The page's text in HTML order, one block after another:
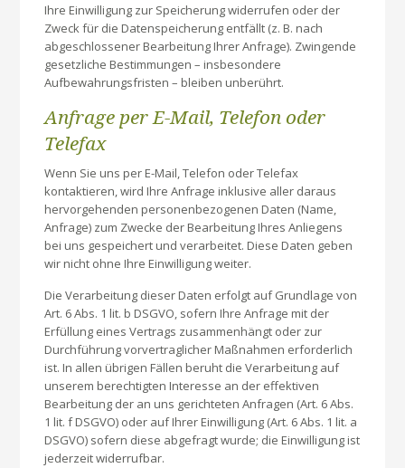
Ihre Einwilligung zur Speicherung widerrufen oder der
Zweck für die Datenspeicherung entfällt (z. B. nach
abgeschlossener Bearbeitung Ihrer Anfrage). Zwingende
gesetzliche Bestimmungen – insbesondere
Aufbewahrungsfristen – bleiben unberührt.
Anfrage per E-Mail, Telefon oder
Telefax
Wenn Sie uns per E-Mail, Telefon oder Telefax
kontaktieren, wird Ihre Anfrage inklusive aller daraus
hervorgehenden personenbezogenen Daten (Name,
Anfrage) zum Zwecke der Bearbeitung Ihres Anliegens
bei uns gespeichert und verarbeitet. Diese Daten geben
wir nicht ohne Ihre Einwilligung weiter.
Die Verarbeitung dieser Daten erfolgt auf Grundlage von
Art. 6 Abs. 1 lit. b DSGVO, sofern Ihre Anfrage mit der
Erfüllung eines Vertrags zusammenhängt oder zur
Durchführung vorvertraglicher Maßnahmen erforderlich
ist. In allen übrigen Fällen beruht die Verarbeitung auf
unserem berechtigten Interesse an der effektiven
Bearbeitung der an uns gerichteten Anfragen (Art. 6 Abs.
1 lit. f DSGVO) oder auf Ihrer Einwilligung (Art. 6 Abs. 1 lit. a
DSGVO) sofern diese abgefragt wurde; die Einwilligung ist
jederzeit widerrufbar.